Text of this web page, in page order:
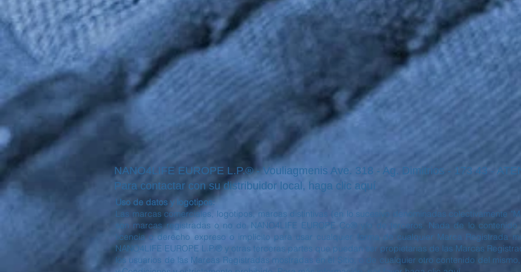
NANO4LIFE EUROPE L.P.® - Vouliagmenis Ave. 318 - Ag. Dimitrios - 173 43 -
Para contactar con su distribuidor local, haga clic aquí
Uso de datos y logotipos:
Las marcas comerciales, logotipos, marcas distintivas (en lo sucesivo denominadas colectivamente
son marcas registradas o no de NANO4LIFE EUROPE Co® y/o de terceros. Nada de lo
licencia o derecho expreso o implícito para usar cualquier forma de cualquier Marca Registrada
NANO4LIFE EUROPE L.P.® y otras terceras partes que puedan ser propietarias de las Marcas
los usuarios de las Marcas Registradas mostradas en el Sitio, o de cualquier otro contenido del